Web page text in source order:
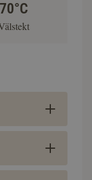
70°C